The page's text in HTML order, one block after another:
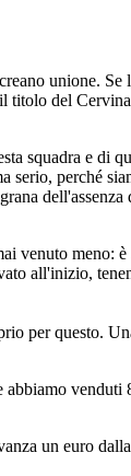
unione.
titolo del
squadra e di
serio, perché
venuto meno:
all'inizio,
per questo.
un euro